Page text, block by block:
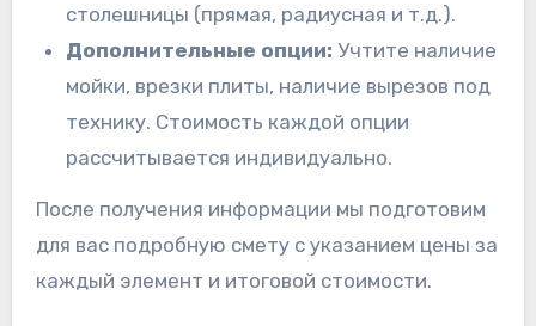
столешницы (прямая, радиусная и т.д.).
Дополнительные опции: Учтите наличие
мойки, врезки плиты, наличие вырезов под
технику. Стоимость каждой опции
рассчитывается индивидуально.
После получения информации мы подготовим
для вас подробную смету с указанием цены за
каждый элемент и итоговой стоимости.